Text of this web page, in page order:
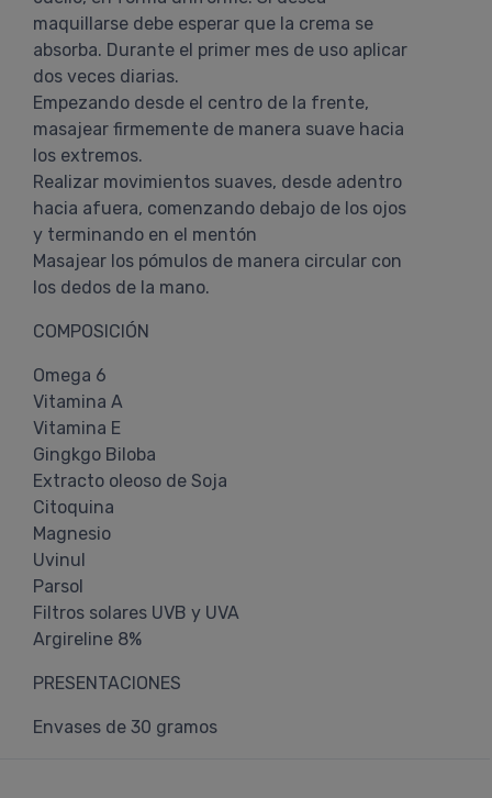
maquillarse debe esperar que la crema se
absorba. Durante el primer mes de uso aplicar
dos veces diarias.
Empezando desde el centro de la frente,
masajear firmemente de manera suave hacia
los extremos.
Realizar movimientos suaves, desde adentro
hacia afuera, comenzando debajo de los ojos
y terminando en el mentón
Masajear los pómulos de manera circular con
los dedos de la mano.
COMPOSICIÓN
Omega 6
Vitamina A
Vitamina E
Gingkgo Biloba
Extracto oleoso de Soja
Citoquina
Magnesio
Uvinul
Parsol
Filtros solares UVB y UVA
Argireline 8%
PRESENTACIONES
Envases de 30 gramos